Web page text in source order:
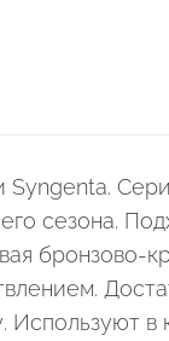
сезона.
бронзово-
в